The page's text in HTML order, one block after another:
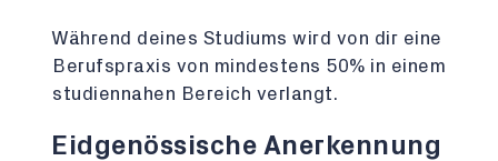
Während deines Studiums wird von dir eine
Berufspraxis von mindestens 50% in einem
studiennahen Bereich verlangt.
Eidgenössische Anerkennung